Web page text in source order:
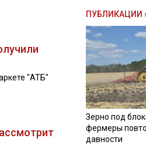
"АТБ"
ПУБЛИКАЦИИ
Зерно под
фермеры
давности